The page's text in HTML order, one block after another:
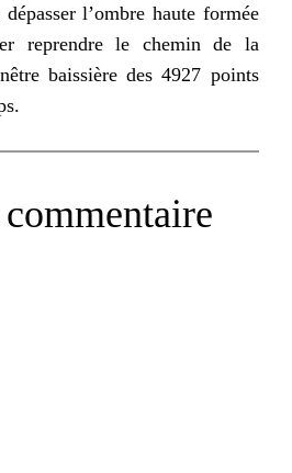
l’ombre haute formée
reprendre le chemin de la
baissière des 4927 points